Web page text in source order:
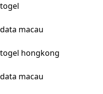
togel
data macau
togel hongkong
data macau